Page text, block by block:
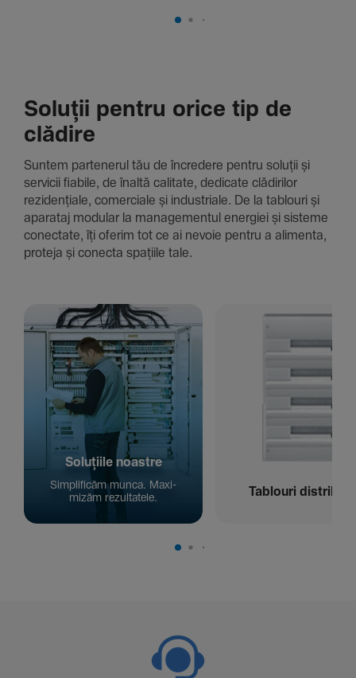
Soluții pentru orice tip de
clădire
Suntem parte­nerul tău de încre­dere pentru soluții și
servicii fiabile, de înaltă cali­tate, dedi­cate clădi­rilor
rezi­den­țiale, comer­ciale și indus­triale. De la tablouri și
aparataj modular la managementul energiei și sisteme
conec­tate, îți oferim tot ce ai nevoie pentru a alimenta,
proteja și conecta spațiile tale.
Solu­țiile noastre
Simpli­ficăm munca. Maxi­
mizăm rezul­ta­tele.
Tablouri